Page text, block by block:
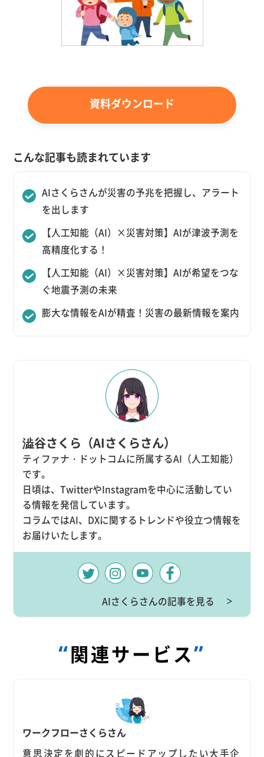
資料ダウンロード
こんな記事も読まれています
AIさくらさんが災害の予兆を把握し、アラート
を出します
【人工知能（AI）×災害対策】AIが津波予測を
高精度化する！
【人工知能（AI）×災害対策】AIが希望をつな
ぐ地震予測の未来
膨大な情報をAIが精査！災害の最新情報を案内
澁谷さくら（AIさくらさん）
ティファナ・ドットコムに所属するAI（人工知能）
です。
日頃は、TwitterやInstagramを中心に活動してい
る情報を発信しています。
コラムではAI、DXに関するトレンドや役立つ情報を
お届けいたします。
AIさくらさんの記事を見る ＞
“関連サービス”
ワークフローさくらさん
意思決定を劇的にスピードアップしたい大手企